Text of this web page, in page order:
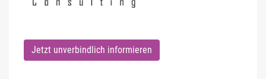
Jetzt unverbindlich informieren